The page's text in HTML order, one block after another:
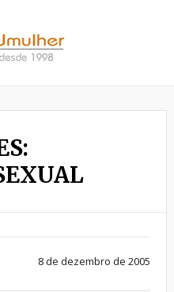
8 de dezembro de 2005